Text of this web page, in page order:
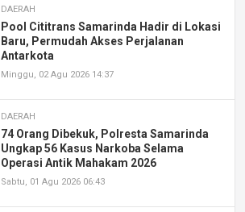
DAERAH
Pool Cititrans Samarinda Hadir di Lokasi
Baru, Permudah Akses Perjalanan
Antarkota
Minggu, 02 Agu 2026 14:37
DAERAH
74 Orang Dibekuk, Polresta Samarinda
Ungkap 56 Kasus Narkoba Selama
Operasi Antik Mahakam 2026
Sabtu, 01 Agu 2026 06:43